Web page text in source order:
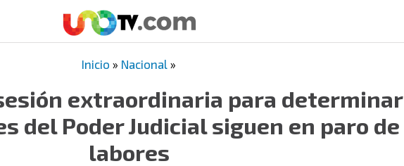
Inicio » Nacional »
extraordinaria para determinar
del Poder Judicial siguen en paro de
labores